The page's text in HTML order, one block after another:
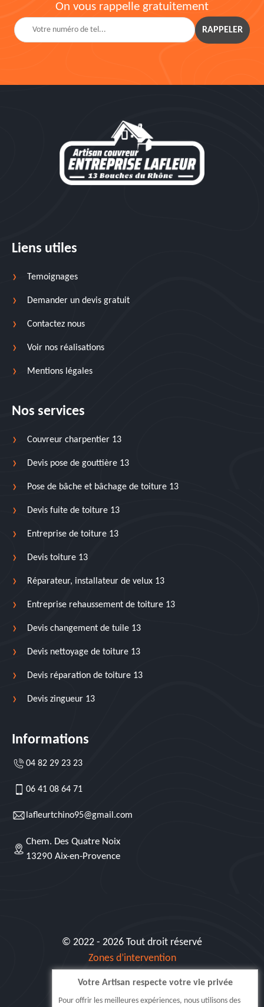
On vous rappelle gratuitement
Liens utiles
Temoignages
Demander un devis gratuit
Contactez nous
Voir nos réalisations
Mentions légales
Nos services
Couvreur charpentier 13
Devis pose de gouttière 13
Pose de bâche et bâchage de toiture 13
Devis fuite de toiture 13
Entreprise de toiture 13
Devis toiture 13
Réparateur, installateur de velux 13
Entreprise rehaussement de toiture 13
Devis changement de tuile 13
Devis nettoyage de toiture 13
Devis réparation de toiture 13
Devis zingueur 13
Informations
04 82 29 23 23
06 41 08 64 71
lafleurtchino95@gmail.com
Chem. Des Quatre Noix
13290 Aix-en-Provence
© 2022 - 2026 Tout droit réservé
Zones d’intervention
Siret: 515 062 404 000 30
Votre Artisan respecte votre vie privée
Pour offrir les meilleures expériences, nous utilisons des